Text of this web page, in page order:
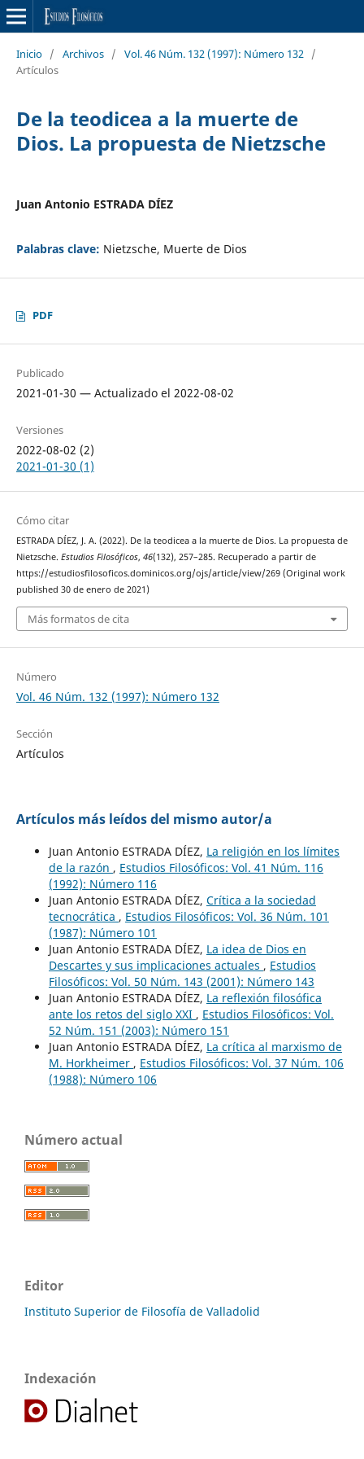
Inicio / Archivos / Vol. 46 Núm. 132 (1997): Número 132 /
Artículos
De la teodicea a la muerte de
Dios. La propuesta de Nietzsche
Juan Antonio ESTRADA DÍEZ
Palabras clave: Nietzsche, Muerte de Dios
PDF
Publicado
2021-01-30 — Actualizado el 2022-08-02
Versiones
2022-08-02 (2)
2021-01-30 (1)
Cómo citar
ESTRADA DÍEZ, J. A. (2022). De la teodicea a la muerte de Dios. La propuesta de
Nietzsche. Estudios Filosóficos, 46(132), 257–285. Recuperado a partir de
https://estudiosfilosoficos.dominicos.org/ojs/article/view/269 (Original work
published 30 de enero de 2021)
Más formatos de cita
Número
Vol. 46 Núm. 132 (1997): Número 132
Sección
Artículos
Artículos más leídos del mismo autor/a
Juan Antonio ESTRADA DÍEZ, La religión en los límites
de la razón , Estudios Filosóficos: Vol. 41 Núm. 116
(1992): Número 116
Juan Antonio ESTRADA DÍEZ, Crítica a la sociedad
tecnocrática , Estudios Filosóficos: Vol. 36 Núm. 101
(1987): Número 101
Juan Antonio ESTRADA DÍEZ, La idea de Dios en
Descartes y sus implicaciones actuales , Estudios
Filosóficos: Vol. 50 Núm. 143 (2001): Número 143
Juan Antonio ESTRADA DÍEZ, La reflexión filosófica
ante los retos del siglo XXI , Estudios Filosóficos: Vol.
52 Núm. 151 (2003): Número 151
Juan Antonio ESTRADA DÍEZ, La crítica al marxismo de
M. Horkheimer , Estudios Filosóficos: Vol. 37 Núm. 106
(1988): Número 106
Número actual
Editor
Instituto Superior de Filosofía de Valladolid
Indexación